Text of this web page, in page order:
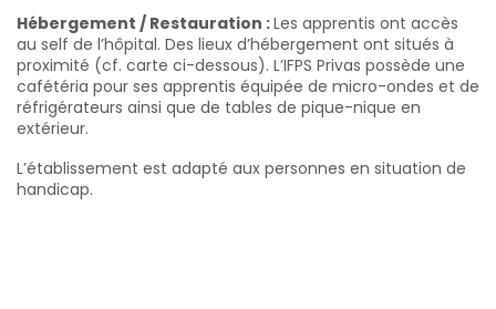
Hébergement / Restauration :Les apprentis ont accès
au self de l’hôpital. Des lieux d’hébergement ont situés à
proximité (cf. carte ci-dessous). L’IFPS Privas possède une
cafétéria pour ses apprentis équipée de micro-ondes et de
réfrigérateurs ainsi que de tables de pique-nique en
extérieur.
L’établissement est adapté aux personnes en situation de
handicap.